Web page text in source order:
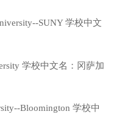
SUNY 学校中文
学校中文名：冈萨加
Bloomington 学校中